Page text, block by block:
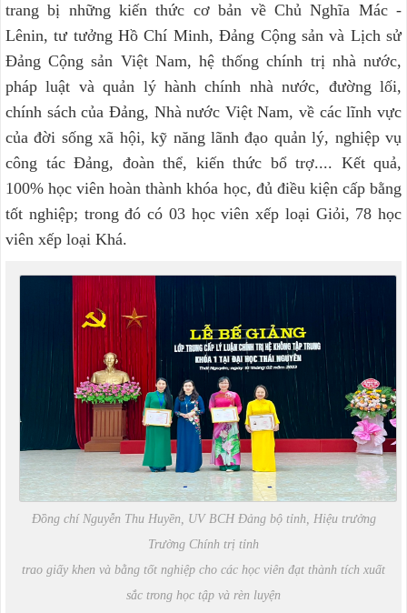
trang bị những kiến thức cơ bản về Chủ Nghĩa Mác -
Lênin, tư tưởng Hồ Chí Minh, Đảng Cộng sản và Lịch sử
Đảng Cộng sản Việt Nam, hệ thống chính trị nhà nước,
pháp luật và quản lý hành chính nhà nước, đường lối,
chính sách của Đảng, Nhà nước Việt Nam, về các lĩnh vực
của đời sống xã hội, kỹ năng lãnh đạo quản lý, nghiệp vụ
công tác Đảng, đoàn thể, kiến thức bổ trợ.... Kết quả,
100% học viên hoàn thành khóa học, đủ điều kiện cấp bằng
tốt nghiệp; trong đó có 03 học viên xếp loại Giỏi, 78 học
viên xếp loại Khá.
Đồng chí Nguyễn Thu Huyền, UV BCH Đảng bộ tỉnh, Hiệu trưởng
Trường Chính trị tỉnh
trao giấy khen và bằng tốt nghiệp cho các học viên đạt thành tích xuất
sắc trong học tập và rèn luyện